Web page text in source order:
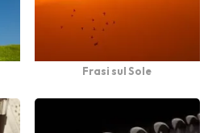
Frasi sul Sole